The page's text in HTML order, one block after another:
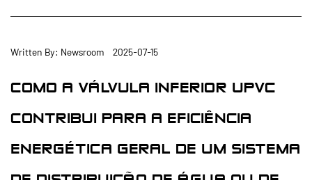
Written By: Newsroom 2025-07-15
COMO A VÁLVULA INFERIOR UPVC
CONTRIBUI PARA A EFICIÊNCIA
ENERGÉTICA GERAL DE UM SISTEMA